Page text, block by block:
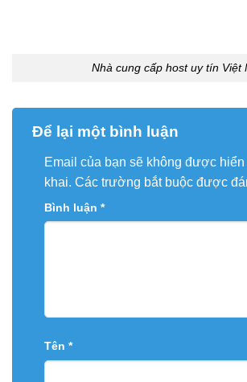
Nhà cung cấp host uy tín Việt
Để lại một bình luận
Email của bạn sẽ không được hiển
khai. Các trường bắt buộc được
Bình luận *
Tên *